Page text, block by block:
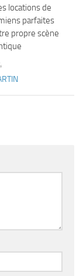
locations de
parfaites
propre scène